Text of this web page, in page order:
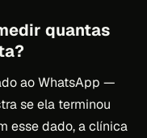
quantas
ao WhatsApp —
se ela terminou
esse dado, a clínica